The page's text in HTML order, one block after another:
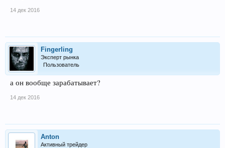
14 дек 2016
Fingerling
Эксперт рынка
Пользователь
а он вообще зарабатывает?
14 дек 2016
Anton
Активный трейдер